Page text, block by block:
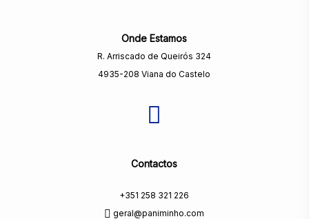
Onde Estamos
R. Arriscado de Queirós 324
4935-208 Viana do Castelo
Contactos
+351 258 321 226
geral@paniminho.com